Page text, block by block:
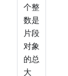
个整
数是
片段
对象
的总
大